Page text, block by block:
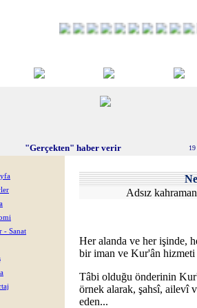
"Gerçekten" haber verir
- Sanat
Adsız
Her alanda ve her işinde,
bir iman ve Kur'ân hizmeti
Tâbi olduğu önderinin
örnek alarak, şahsî, ailevî
eden...